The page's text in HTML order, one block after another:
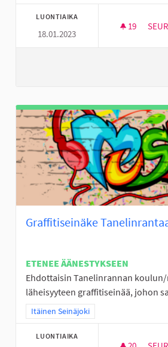
LUONTIAIKA
18.01.2023
19 19
Graffitiseinäke
ETENEE ÄÄNESTYKSEEN
Ehdottaisin Tanelinrannan
läheisyyteen graffitiseinää, johon
Rajaa tulokset teeman mukaan:
Itäinen Seinäjoki
LUONTIAIKA